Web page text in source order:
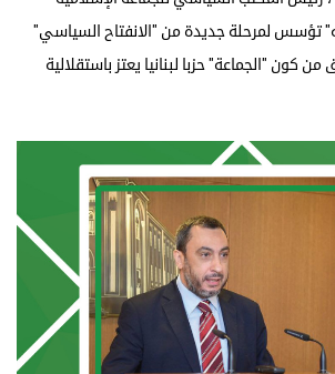
تؤسس لمرحلة جديدة من "الانفتاح السياسي"
من كون "الجماعة" حزبا لبنانيا يعتز باستقلالية